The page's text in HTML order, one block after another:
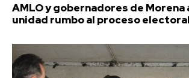
AMLO y gobernadores de Morena
unidad rumbo al proceso